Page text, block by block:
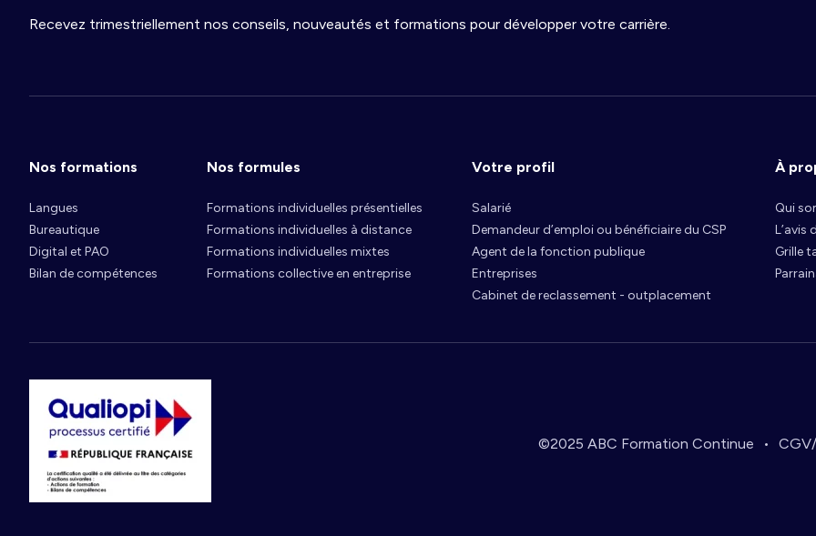
Recevez trimestriellement nos conseils, nouveautés et formations pour développer votre carrière.
Nos formations
Langues
Bureautique
Digital et PAO
Bilan de compétences
Nos formules
Formations individuelles présentielles
Formations individuelles à distance
Formations individuelles mixtes
Formations collective en entreprise
Votre profil
Salarié
Demandeur d’emploi ou bénéficiaire du CSP
Agent de la fonction publique
Entreprises
Cabinet de reclassement - outplacement
À
Qui
L’avis
Grille
©2025 ABC Formation Continue